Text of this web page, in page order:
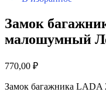
Замок
малошумный
770,00 ₽
Замок багажника